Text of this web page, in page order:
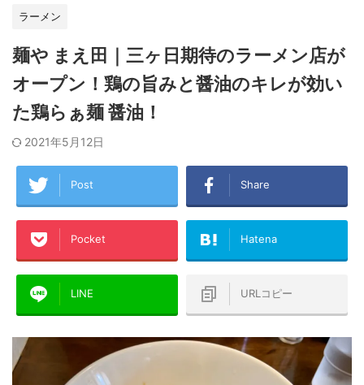
ラーメン
麺や まえ田｜三ヶ日期待のラーメン店が
オープン！鶏の旨みと醤油のキレが効い
た鶏らぁ麺 醤油！
2021年5月12日
Post Share
Pocket Hatena
LINE URLコピー